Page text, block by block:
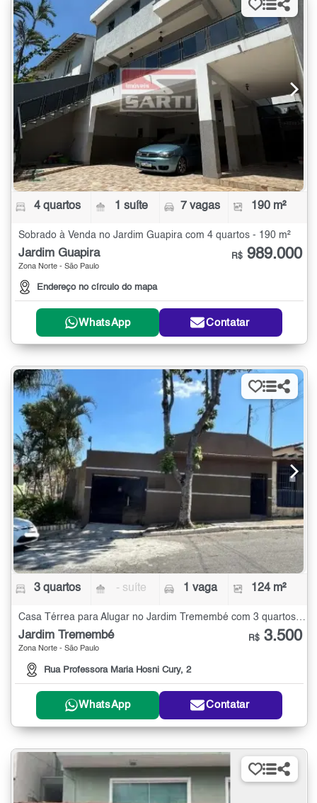
4 quartos 1 suíte 7 vagas 190 m²
Sobrado à Venda no Jardim Guapira com 4 quartos - 190 m²
Jardim Guapira
Zona Norte - São Paulo
Endereço no círculo do mapa
R$ 989.000
WhatsApp Contatar
3 quartos - suíte 1 vaga 124 m²
Casa Térrea para Alugar no Jardim Tremembé com 3 quartos - 124 m²
Jardim Tremembé
Zona Norte - São Paulo
Rua Professora Maria Hosni Cury, 2
R$ 3.500
WhatsApp Contatar